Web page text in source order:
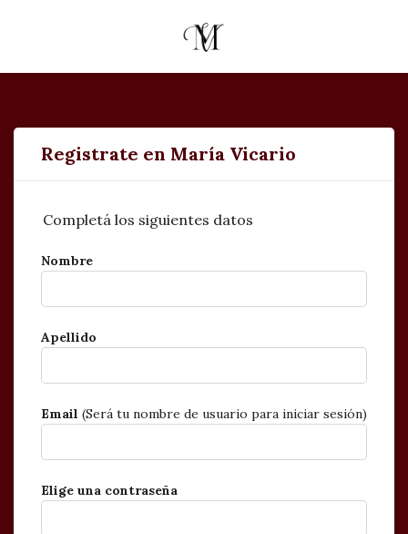
Registrate en María Vicario
Completá los siguientes datos
Nombre
Apellido
Email (Será tu nombre de usuario para iniciar sesión)
Elige una contraseña